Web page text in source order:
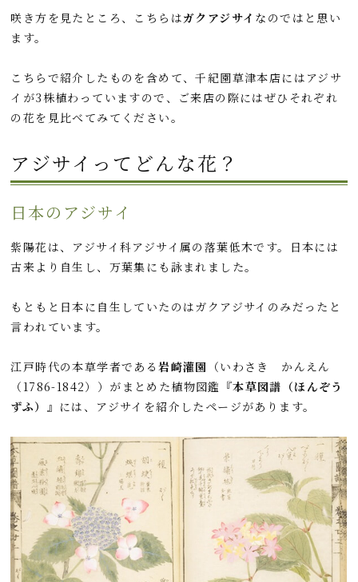
咲き方を見たところ、こちらはガクアジサイ なのではと思い
ます。
こちらで紹介したものを含めて、千紀園草津本店にはアジサ
イが3株植わっていますので、ご来店の際にはぜひそれぞれ
の花を見比べてみてください。
アジサイってどんな花？
日本のアジサイ
紫陽花は、アジサイ科アジサイ属の落葉低木です。日本には
古来より自生し、万葉集にも詠まれました。
もともと日本に自生していたのはガクアジサイのみだったと
言われています。
江戸時代の本草学者である岩崎灌園 （いわさき かんえん
（1786-1842））がまとめた植物図鑑 『本草図譜（ほんぞう
ずふ）』 には、アジサイを紹介したページがあります。